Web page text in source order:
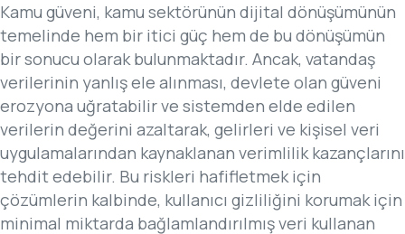
Kamu güveni, kamu sektörünün dijital dönüşümünün
temelinde hem bir itici güç hem de bu dönüşümün
bir sonucu olarak bulunmaktadır. Ancak, vatandaş
verilerinin yanlış ele alınması, devlete olan güveni
erozyona uğratabilir ve sistemden elde edilen
verilerin değerini azaltarak, gelirleri ve kişisel veri
uygulamalarından kaynaklanan verimlilik kazançlarını
tehdit edebilir. Bu riskleri hafifletmek için
çözümlerin kalbinde, kullanıcı gizliliğini korumak için
minimal miktarda bağlamlandırılmış veri kullanan